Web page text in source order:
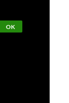
OK